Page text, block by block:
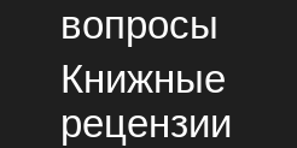
вопросы
Книжные
рецензии